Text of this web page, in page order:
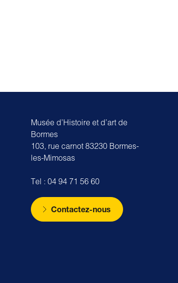
Musée d’Histoire et d’art de
Bormes
103, rue carnot 83230 Bormes-
les-Mimosas
Tel : 04 94 71 56 60
Contactez-nous